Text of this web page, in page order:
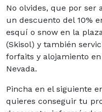
No olvides, que por ser
un descuento del 10%
esquí o snow en la
(Skisol) y también
forfaits y alojamiento
Nevada.
Pincha en el siguiente
quieres conseguir tu